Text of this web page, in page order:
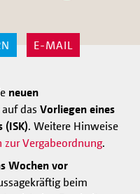
E-MAIL
neuen
das Vorliegen eines
. Weitere Hinweise
zur Vergabeordnung.
Wochen vor
beim